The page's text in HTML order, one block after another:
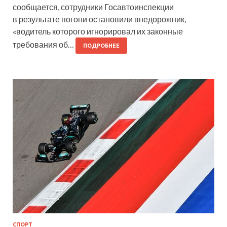
сообщается, сотрудники Госавтоинспекции
в результате погони остановили внедорожник,
«водитель которого игнорировал их законные
требования об…
ПОДРОБНЕЕ
СПОРТ